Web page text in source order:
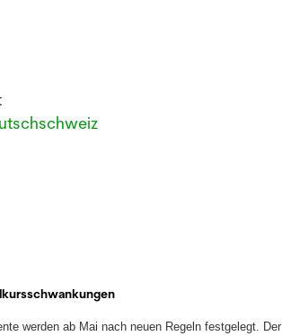
werden ab Mai nach neuen Regeln festgelegt. Der